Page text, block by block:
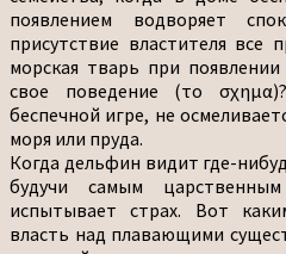
появлением водворяет
присутствие властителя все
морская тварь при
свое поведение (το
беспечной игре, не
моря или пруда.
Когда дельфин видит где-
будучи самым
испытывает страх. Вот
власть над плавающими